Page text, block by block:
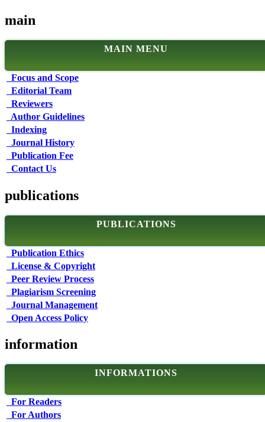
main
MAIN MENU
Focus and Scope
Editorial Team
Reviewers
Author Guidelines
Indexing
Journal History
Publication Fee
Contact Us
publications
PUBLICATIONS
Publication Ethics
License & Copyright
Peer Review Process
Plagiarism Screening
Journal Management
Open Access Policy
information
INFORMATIONS
For Readers
For Authors